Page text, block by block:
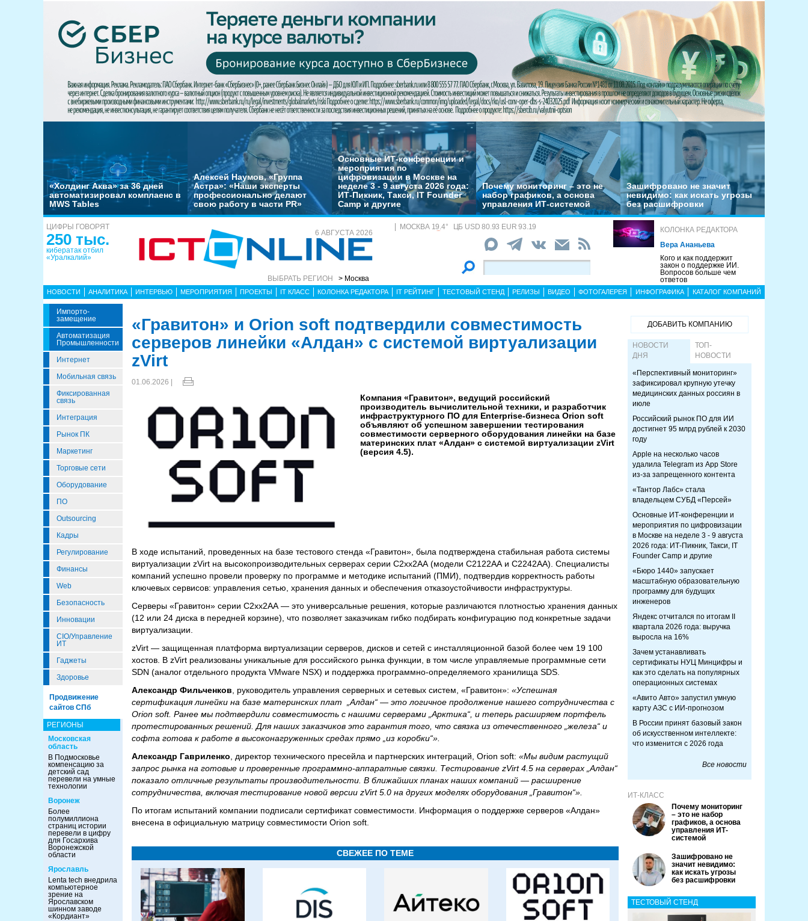
«Холдинг Аква» за 36 дней
автоматизировал комплаенс в
MWS Tables
Алексей Наумов, «Группа
Астра»: «Наши эксперты
профессионально делают
свою работу в части PR»
Основные ИТ-конференции и
мероприятия по
цифровизации в Москве на
неделе 3 - 9 августа 2026 года:
ИТ-Пикник, Такси, IT Founder
Camp и другие
Почему мониторинг – это не
набор графиков, а основа
управления ИТ-системой
Зашифровано не значит
невидимо: как искать угрозы
без расшифровки
ЦИФРЫ ГОВОРЯТ
250 тыс.
кибератак отбил
«Уралкалий»
6 АВГУСТА 2026
ВЫБРАТЬ РЕГИОН > Москва
МОСКВА 19.4° ЦБ USD 80.93 EUR 93.19
КОЛОНКА РЕДАКТОРА
Вера Ананьева
Кого и как поддержит
закон о поддержке ИИ.
Вопросов больше чем
ответов
НОВОСТИ АНАЛИТИКА ИНТЕРВЬЮ МЕРОПРИЯТИЯ ПРОЕКТЫ IT КЛАСС КОЛОНКА РЕДАКТОРА IT РЕЙТИНГ ТЕСТОВЫЙ СТЕНД РЕЛИЗЫ ВИДЕО ФОТОГАЛЕРЕЯ ИНФОГРАФИКА КАТАЛОГ КОМПАНИЙ
Импорто­
Замещение
Автоматизация
Промышленности
Интернет
Мобильная связь
Фиксированная
связь
Интеграция
Рынок ПК
Маркетинг
Торговые сети
Оборудование
ПО
Outsourcing
Кадры
Регулирование
Финансы
Web
Безопасность
Инновации
CIO/Управление
ИТ
Гаджеты
Здоровье
Продвижение
сайтов СПб
РЕГИОНЫ
Московская
область
В Подмосковье
компенсацию за
детский сад
перевели на умные
технологии
Воронеж
Более
полумиллиона
страниц истории
перевели в цифру
для Госархива
Воронежской
области
Ярославль
Lenta tech внедрила
компьютерное
зрение на
Ярославском
шинном заводе
«Кордиант»
«Гравитон» и Orion soft подтвердили совместимость
серверов линейки «Алдан» с системой виртуализации
zVirt
01.06.2026 |
Компания «Гравитон», ведущий российский
производитель вычислительной техники, и разработчик
инфраструктурного ПО для Enterprise-бизнеса Orion soft
объявляют об успешном завершении тестирования
совместимости серверного оборудования линейки на базе
материнских плат «Алдан» с системой виртуализации zVirt
(версия 4.5).
В ходе испытаний, проведенных на базе тестового стенда «Гравитон», была подтверждена стабильная работа системы
виртуализации zVirt на высокопроизводительных серверах серии C2xx2АА (модели C2122АА и C2242АА). Специалисты
компаний успешно провели проверку по программе и методике испытаний (ПМИ), подтвердив корректность работы
ключевых сервисов: управления сетью, хранения данных и обеспечения отказоустойчивости инфраструктуры.
Серверы «Гравитон» серии C2xx2АА — это универсальные решения, которые различаются плотностью хранения данных
(12 или 24 диска в передней корзине), что позволяет заказчикам гибко подбирать конфигурацию под конкретные задачи
виртуализации.
zVirt — защищенная платформа виртуализации серверов, дисков и сетей с инсталляционной базой более чем 19 100
хостов. В zVirt реализованы уникальные для российского рынка функции, в том числе управляемые программные сети
SDN (аналог отдельного продукта VMware NSX) и поддержка программно-определяемого хранилища SDS.
Александр Фильченков , руководитель управления серверных и сетевых систем, «Гравитон»: «Успешная
сертификация линейки на базе материнских плат „Алдан“ — это логичное продолжение нашего сотрудничества с
Orion soft. Ранее мы подтвердили совместимость с нашими серверами „Арктика“, и теперь расширяем портфель
протестированных решений. Для наших заказчиков это гарантия того, что связка из отечественного „железа“ и
софта готова к работе в высоконагруженных средах прямо „из коробки“».
Александр Гавриленко , директор технического пресейла и партнерских интеграций, Orion soft: «Мы видим растущий
запрос рынка на готовые и проверенные программно-аппаратные связки. Тестирование zVirt 4.5 на серверах „Алдан“
показало отличные результаты производительности. В ближайших планах наших компаний — расширение
сотрудничества, включая тестирование новой версии zVirt 5.0 на других моделях оборудования „Гравитон“».
По итогам испытаний компании подписали сертификат совместимости. Информация о поддержке серверов «Алдан»
внесена в официальную матрицу совместимости Orion soft.
СВЕЖЕЕ ПО ТЕМЕ
ДОБАВИТЬ КОМПАНИЮ
НОВОСТИ
ДНЯ
ТОП-
НОВОСТИ
«Перспективный мониторинг»
зафиксировал крупную утечку
медицинских данных россиян в
июле
Российский рынок ПО для ИИ
достигнет 95 млрд рублей к 2030
году
Apple на несколько часов
удалила Telegram из App Store
из-за запрещенного контента
«Тантор Лабс» стала
владельцем СУБД «Персей»
Основные ИТ-конференции и
мероприятия по цифровизации
в Москве на неделе 3 - 9 августа
2026 года: ИТ-Пикник, Такси, IT
Founder Camp и другие
«Бюро 1440» запускает
масштабную образовательную
программу для будущих
инженеров
Яндекс отчитался по итогам II
квартала 2026 года: выручка
выросла на 16%
Зачем устанавливать
сертификаты НУЦ Минцифры и
как это сделать на популярных
операционных системах
«Авито Авто» запустил умную
карту АЗС с ИИ-прогнозом
В России принят базовый закон
об искусственном интеллекте:
что изменится с 2026 года
Все новости
ИТ-КЛАСС
Почему мониторинг
– это не набор
графиков, а основа
управления ИТ-
системой
Зашифровано не
значит невидимо:
как искать угрозы
без расшифровки
ТЕСТОВЫЙ СТЕНД